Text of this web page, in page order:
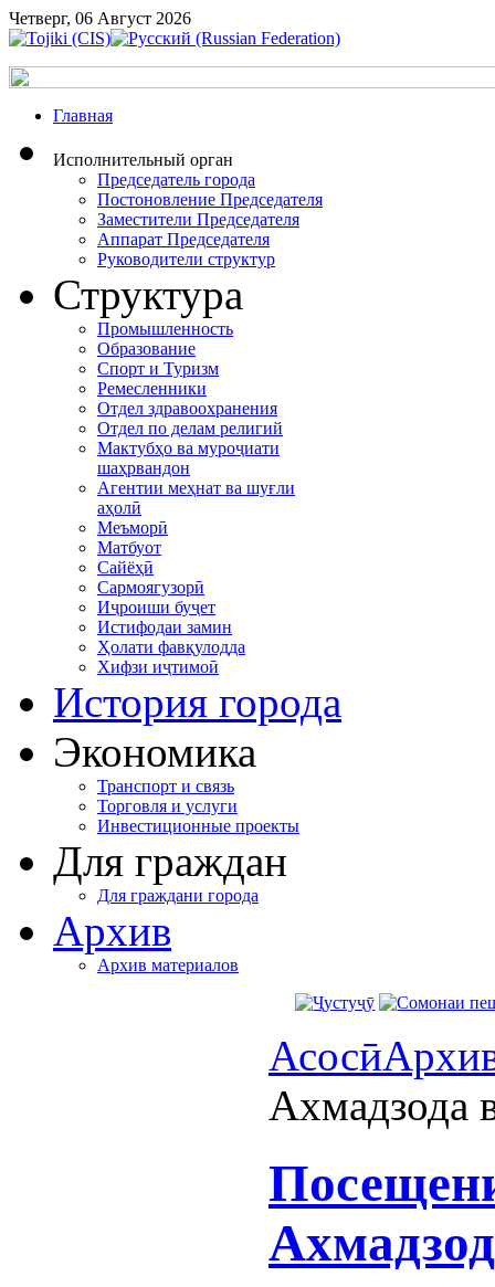
Четверг, 06 Август 2026
Главная
Исполнительный орган
Председатель города
Постоновление Председателя
Заместители Председателя
Аппарат Председателя
Руководители структур
Структура
Промышленность
Образование
Спорт и Туризм
Ремесленники
Отдел здравоохранения
Отдел по делам религий
Мактубҳо ва муроҷиати
шаҳрвандон
Агентии меҳнат ва шуғли
аҳолӣ
Меъморӣ
Матбуот
Сайёҳӣ
Сармоягузорӣ
Иҷроиши буҷет
Истифодаи замин
Ҳолати фавқулодда
Хифзи иҷтимоӣ
История города
Экономика
Транспорт и связь
Торговля и услуги
Инвестиционные проекты
Для граждан
Для граждани города
Архив
Архив материалов
Асосӣ
Ахмадзода